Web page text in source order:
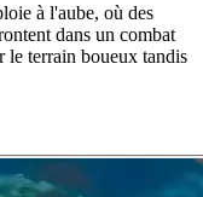
à l'aube, où des
dans un combat
le terrain boueux tandis